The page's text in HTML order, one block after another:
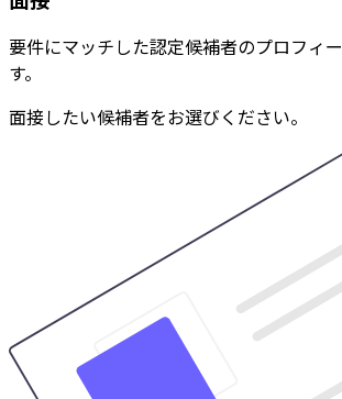
要件にマッチした認定候補者のプロフィ
す。
面接したい候補者をお選びください。